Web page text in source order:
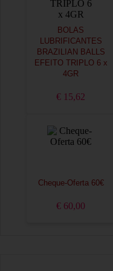
BOLAS
LUBRIFICANTES
BRAZILIAN BALLS
EFEITO TRIPLO 6 x
4GR
€ 15,62
Cheque-Oferta 60€
€ 60,00